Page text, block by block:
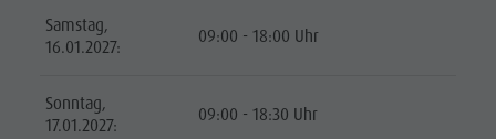
Samstag,
16.01.2027:
09:00 - 18:00 Uhr
Sonntag,
17.01.2027:
09:00 - 18:30 Uhr